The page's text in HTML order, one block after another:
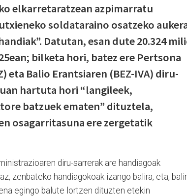
elkarretaratzean azpimarratu
soldataraino osatzeko
Datutan, esan dute 20.324
bilketa hori, batez ere Pertsona
eta Balio Erantsiaren (BEZ-IVA) diru-
hartuta hori “langileek,
batzuek ematen” dituztela,
osagarritasuna ere zergetatik
diru-sarrerak are handiagoak
zenbateko handiagokoak izango balira, eta,
egingo balute lortzen dituzten etekin